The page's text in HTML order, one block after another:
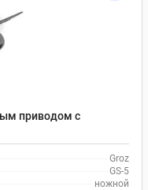
приводом с
Groz
GS-5
ножной